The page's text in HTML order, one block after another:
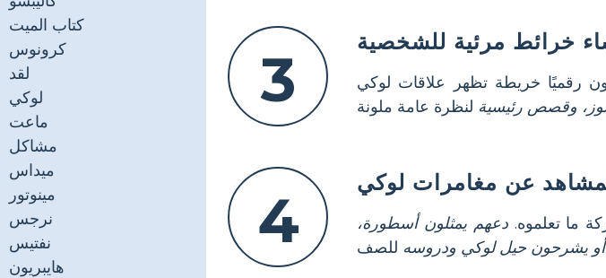
كتاب الميت
كرونوس
لقد
لوكي
ماعت
مشاكل
ميداس
مينوتور
نرجس
نفتيس
هايبريون
3
خرائط مرئية للشخصية
رقميًا خريطة تظهر علاقات لوكي
وقصص رئيسية
4
عن مغامرات لوكي
ما تعلموه.دعهم يمثلون أسطورة،
يشرحون حيل لوكي ودروسه